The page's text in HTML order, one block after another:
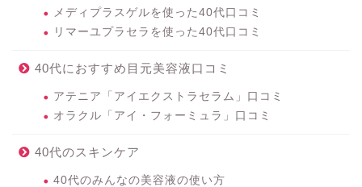
メディプラスゲルを使った40代口コミ
リマーユプラセラを使った40代口コミ
40代におすすめ目元美容液口コミ
アテニア「アイエクストラセラム」口コミ
オラクル「アイ・フォーミュラ」口コミ
40代のスキンケア
40代のみんなの美容液の使い方